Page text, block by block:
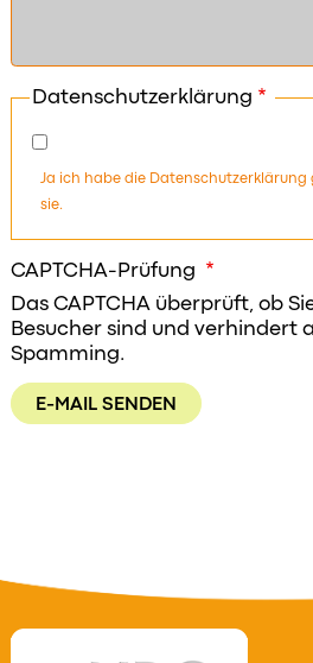
Datenschutzerklärung
Ja ich habe die Datenschutzerklärung
sie.
CAPTCHA-Prüfung
Das CAPTCHA überprüft, ob
Besucher sind und verhindert
Spamming.